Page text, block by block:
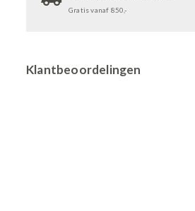
Gratis vanaf 850,-
Klantbeoordelingen